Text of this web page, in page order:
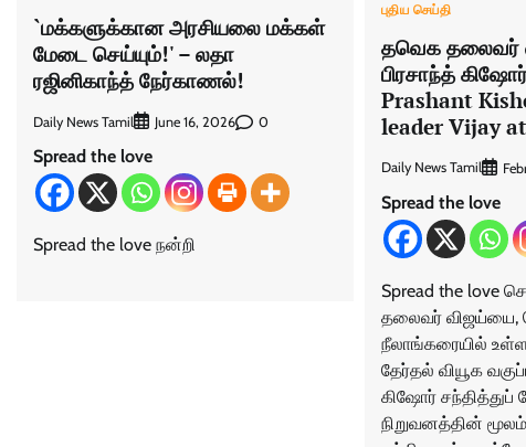
`மக்களுக்கான அரசியலை மக்கள்
மேடை செய்யும்!' – லதா
ரஜினிகாந்த் நேர்காணல்!
Daily News Tamil June 16, 2026 0
Spread the love
Spread the love நன்றி
புதிய செய்தி
தவெக தலைவர்
பிரசாந்த் கிஷோர்
Prashant
leader Vijay
Daily News Tamil
Spread the love
Spread the love
தலைவர்
நீலாங்கரையில்
தேர்தல் வியூக
கிஷோர் சந்தித்துப்
நிறுவனத்தின்